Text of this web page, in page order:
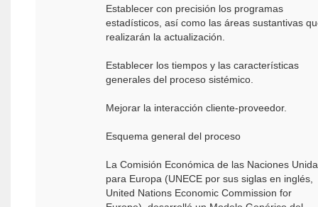
Establecer con precisión los programas
estadísticos, así como las áreas sustantivas
realizarán la actualización.
Establecer los tiempos y las características
generales del proceso sistémico.
Mejorar la interacción cliente-proveedor.
Esquema general del proceso
La Comisión Económica de las Naciones
para Europa (UNECE por sus siglas en inglés,
United Nations Economic Commission for